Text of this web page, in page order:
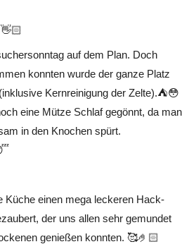
auf dem Plan. Doch
konnten wurde der ganze Platz
Kernreinigung der Zelte).⛺😳
eine Mütze Schlaf gegönnt, da man
in den Knochen spürt.
Küche einen mega leckeren Hack-
der uns allen sehr gemundet
genießen konnten. 🥰🤌🏻